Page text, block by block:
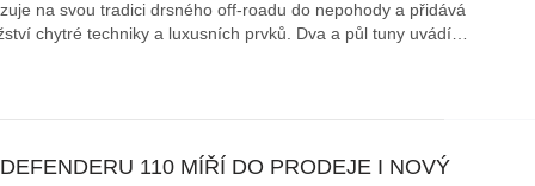
na svou tradici drsného off-roadu do nepohody a přidává
chytré techniky a luxusních prvků. Dva a půl tuny uvádí…
110 MÍŘÍ DO PRODEJE I NOVÝ
správného poutání
stručně o autosedačkách
Zabavte děti na cestách